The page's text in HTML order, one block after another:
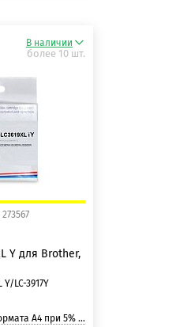
В наличии
более 10 шт.
Y для Brother,
Y/LC-3917Y
5% заполнении страницы